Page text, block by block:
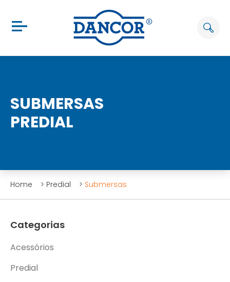
SUBMERSAS
PREDIAL
Home > Predial > Submersas
Categorias
Acessórios
Predial